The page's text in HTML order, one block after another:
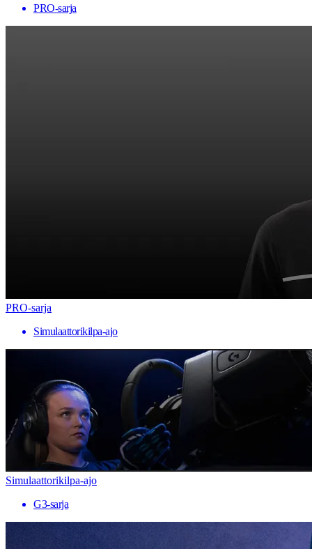
PRO-sarja
PRO-sarja
Simulaattorikilpa-ajo
Simulaattorikilpa-ajo
G3-sarja